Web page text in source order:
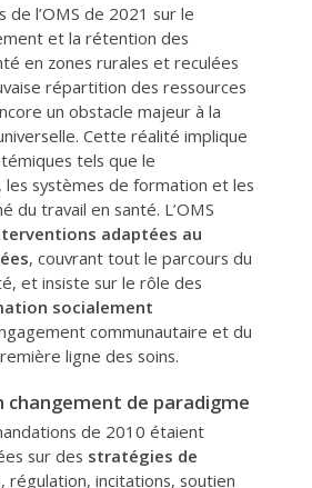
de l’OMS de 2021 sur le
et la rétention des
en zones rurales et reculées
répartition des ressources
un obstacle majeur à la
Cette réalité implique
tels que le
systèmes de formation et les
du travail en santé. L’OMS
adaptées au
, couvrant tout le parcours du
et insiste sur le rôle des
socialement
communautaire et du
ligne des soins.
changement de paradigme
de 2010 étaient
sur des stratégies de
régulation, incitations, soutien